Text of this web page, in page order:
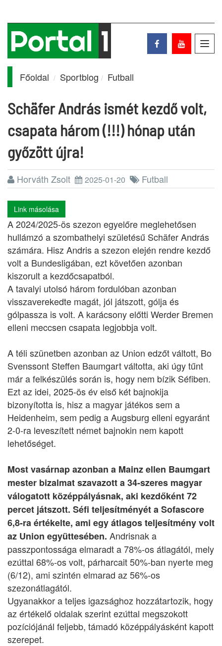
Főoldal Sportblog Futball
Schäfer András ismét kezdő volt,
csapata három (!!!) hónap után
győzött újra!
Horváth Zsolt 2025-01-20 Futball
Link másolása
A 2024/2025-ös szezon egyelőre meglehetősen
hullámzó a szombathelyi születésű Schäfer András
számára. Hisz Andris a szezon elején rendre kezdő
volt a Bundesligában, ezt követően azonban
kiszorult a kezdőcsapatból.
A tavalyi utolsó három fordulóban azonban
visszaverekedte magát, jól játszott, gólja és
gólpassza is volt. A karácsony előtti Werder Bremen
elleni meccsen csapata legjobbja volt.
A téli szünetben azonban az Union edzőt váltott, Bo
Svenssont Steffen Baumgart váltotta, aki úgy tűnt
már a felkészülés során is, hogy nem bízik Séfiben.
Ezt az idei, 2025-ös év első két bajnokija
bizonyította is, hisz a magyar játékos sem a
Heidenheim, sem pedig a Augsburg elleni egyaránt
2-0-ra leveszített német bajnokin nem kapott
lehetőséget.
Most vasárnap azonban a Mainz ellen Baumgart
mester bizalmat szavazott a 34-szeres magyar
válogatott középpályásnak, aki kezdőként 72
percet játszott. Séfi teljesítményét a Sofascore
6,8-ra értékelte, ami egy átlagos teljesítmény volt
az Union együttesében. Andrisnak a
passzpontossága elmaradt a 78%-os átlagától, mely
ezúttal 68%-os volt, párharcait 50%-ban nyerte meg
(6/12), ami szintén elmarad az 56%-os
szezonátlagától.
Ugyanakkor a teljes igazsághoz hozzátartozik, hogy
az értékelő oldalak szerint ezúttal megszokott
pozíciójánál feljebb, támadó középpályásként kapott
szerepet.